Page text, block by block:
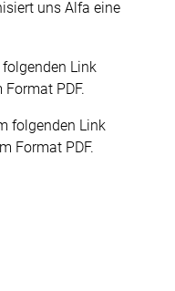
uns Alfa eine
Link
PDF.
folgenden Link
Format PDF.